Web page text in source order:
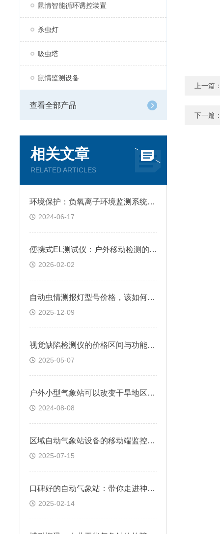
鼠情智能循环诱控装置
杀虫灯
吸虫塔
鼠情监测设备
查看全部产品
相关文章
RELATED ARTICLES
环境保护：负氧离子环境监测系统的应用领域分析
2024-06-17
便携式EL测试仪：户外移动检测的高效解决方案
2026-02-02
自动虫情测报灯型号价格，该如何匹配选择?
2025-12-09
视觉缺陷检测仪的价格区间与功能是否成正比？
2025-05-07
户外小型气象站可以改变干旱地区的水资源管理吗
2024-08-08
区域自动气象站设备的移动端监控应用
2025-07-15
口碑好的自动气象站：带你走进神秘的气象世界
2025-02-14
上一篇
下一篇